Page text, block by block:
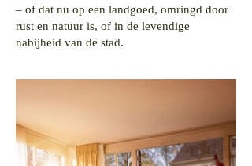
– of dat nu op een landgoed, omringd door
rust en natuur is, of in de levendige
nabijheid van de stad.